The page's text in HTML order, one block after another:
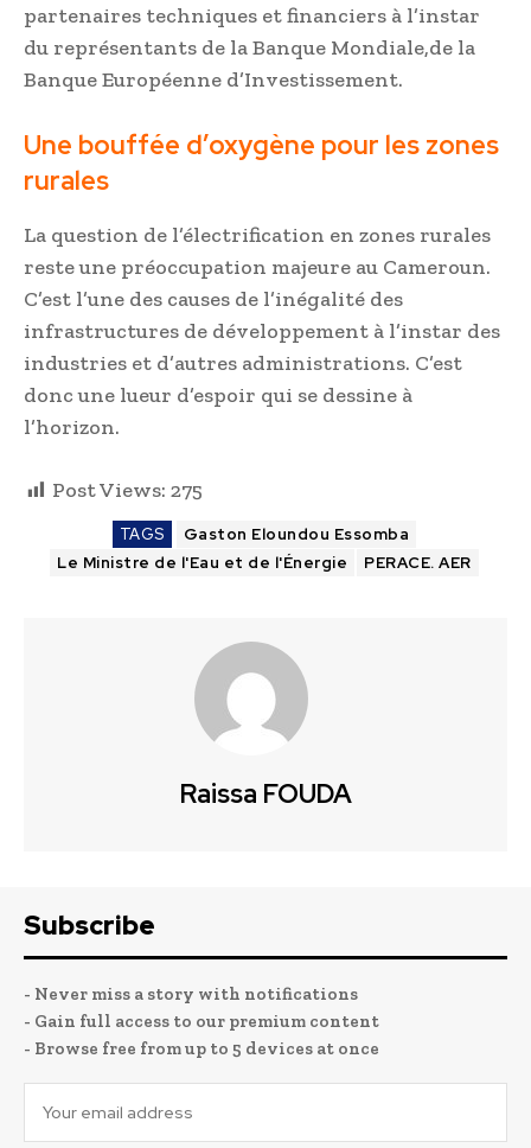
partenaires techniques et financiers à l’instar
du représentants de la Banque Mondiale,de la
Banque Européenne d’Investissement.
Une bouffée d’oxygène pour les zones
rurales
La question de l’électrification en zones rurales
reste une préoccupation majeure au Cameroun.
C’est l’une des causes de l’inégalité des
infrastructures de développement à l’instar des
industries et d’autres administrations. C’est
donc une lueur d’espoir qui se dessine à
l’horizon.
Post Views: 275
TAGS
Gaston Eloundou Essomba
Le Ministre de l'Eau et de l'Énergie
PERACE. AER
Raissa FOUDA
Subscribe
- Never miss a story with notifications
- Gain full access to our premium content
- Browse free from up to 5 devices at once